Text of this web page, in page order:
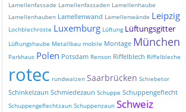
Lamellenfassade Lamellenfassaden Lamellenhaube
Lamellenhauben Lamellenwand Lamellenwände Leipzig
Lochblechroste Luxemburg Lüftung Lüftungsgitter
Lüftungshaube Metallbau mobile Montage München
Parkhaus Polen Potsdam Renson Riffelblech Riffelbleche
rotec rundwalzen Saarbrücken Schiebetor
Schinkelzaun Schmiedezaun Schuppe Schuppengeflecht
Schuppengeflechtzaun Schuppenzaun Schweiz